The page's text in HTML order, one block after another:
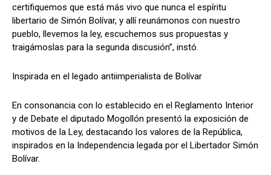
certifiquemos que está más vivo que nunca el espíritu
libertario de Simón Bolívar, y allí reunámonos con nuestro
pueblo, llevemos la ley, escuchemos sus propuestas y
traigámoslas para la segunda discusión”, instó.
Inspirada en el legado antiimperialista de Bolívar
En consonancia con lo establecido en el Reglamento Interior
y de Debate el diputado Mogollón presentó la exposición de
motivos de la Ley, destacando los valores de la República,
inspirados en la Independencia legada por el Libertador Simón
Bolívar.